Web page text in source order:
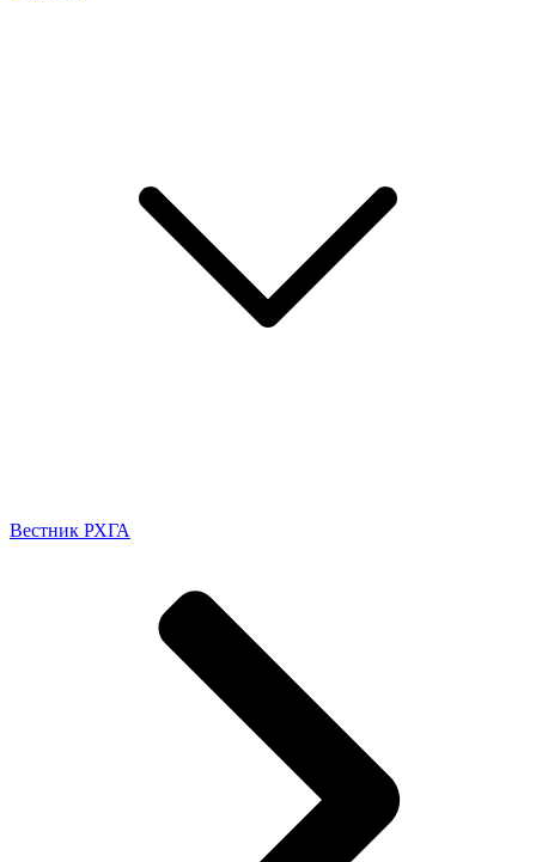
Вестник РХГА